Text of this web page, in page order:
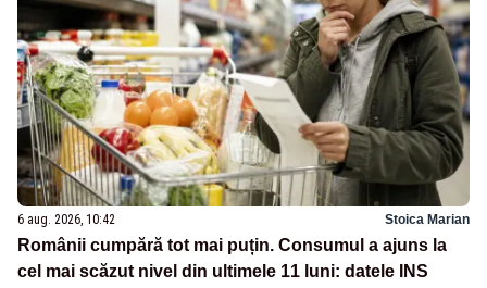
6 aug. 2026, 10:42 Stoica Marian
Românii cumpără tot mai puțin. Consumul a ajuns la
cel mai scăzut nivel din ultimele 11 luni: datele INS